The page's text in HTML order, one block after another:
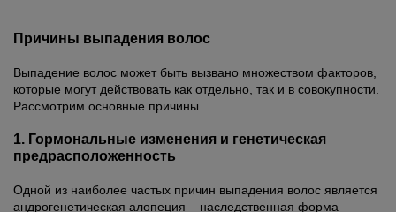
Причины выпадения волос
Выпадение волос может быть вызвано множеством факторов,
которые могут действовать как отдельно, так и в совокупности.
Рассмотрим основные причины.
1. Гормональные изменения и генетическая
предрасположенность
Одной из наиболее частых причин выпадения волос является
андрогенетическая алопеция – наследственная форма